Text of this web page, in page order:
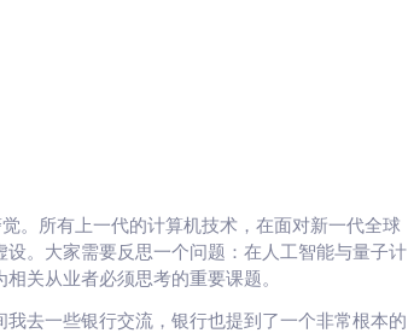
。所有上一代的计算机技术，在面对新一代全球
。大家需要反思一个问题：在人工智能与量子计
关从业者必须思考的重要课题。
去一些银行交流，银行也提到了一个非常根本的